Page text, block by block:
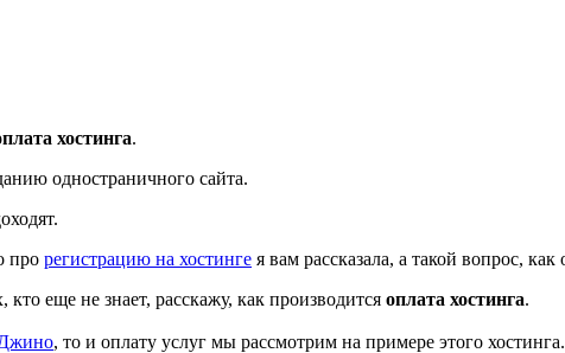
хостинга.
одностраничного сайта.
про регистрацию на хостинге я вам рассказала, а такой вопрос,
еще не знает, расскажу, как производится оплата хостинга.
, то и оплату услуг мы рассмотрим на примере этого хостинга.